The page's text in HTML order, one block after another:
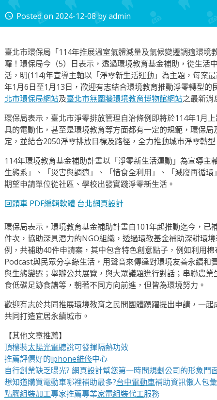
access_time Posted on 2024-12-08byadmin
臺北市環保局「114年推展溫室氣體減量及氣候變遷調適環境
囉！環保局今（5）日表示，透過環境教育基金補助，從生活
活，明(114)年宣導主軸以「淨零新生活運動」為主題，每案
年1月6日至1月13日，歡迎有志結合環境教育推動淨零轉型的
北市環保局網站及臺北市無圍牆環境教育博物館網站之最新消
環保局表示，臺北市淨零排放管理自治條例即將於114年1月
具的電動化，甚至是環境教育等方面都有一定的規範，環保
定，並結合2050淨零排放目標及路徑，全力推動城市淨零轉
114年環境教育基金補助計畫以「淨零新生活運動」為宣導主
生態系」、「災害與調適」、「惜食全利用」、「減廢再循
期望申請單位從社區、學校出發實踐淨零新生活。
回頭車 PDF編輯軟體 台北網頁設計
環保局表示，環境教育基金補助計畫自101年起推動迄今，已
件次，協助深具潛力的NGO組織，透過環教基金補助深耕環
例，共補助40件申請案，其中包含特色創意點子，例如利用
Podcast與民眾分享綠生活，用聲音來傳達對環境友善永續和
與生態變遷；舉辦公共展覽，與大眾議題進行對話；串聯農
食低碳足跡食譜等，朝著不同方向前進，但皆為環境努力。
歡迎有志於共同推展環境教育之民間團體踴躍提出申請，一
共同打造宜居永續城市。
【其他文章推薦】
頂樓裝太陽光電聽說可發揮隔熱功效
推薦評價好的iphone維修中心
自行創業缺乏曝光? 網頁設計幫您第一時間規劃公司的形象門
想知道購買電動車哪裡補助最多?台中電動車補助資訊懶人包
點膠組裝加工專家推薦專業家電組裝代工服務